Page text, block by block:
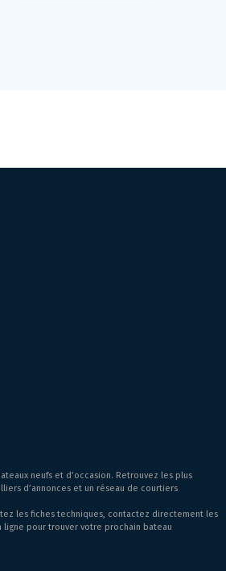
neufs et d’occasion. Retrouvez les plus
d’annonces et un réseau de courtiers
les fiches techniques, contactez directement les
ligne pour trouver votre prochain bateau